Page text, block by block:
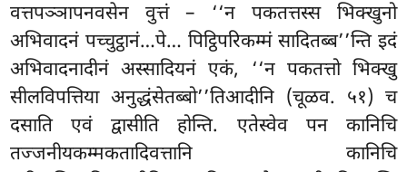
वत्तपञ्ञापनवसेन वुत्तं – ‘‘न पकतत्तस्स भिक्खुनो
अभिवादनं पच्चुट्ठानं…पे… पिट्ठिपरिकम्मं सादितब्ब’’न्ति इदं
अभिवादनादीनं अस्सादियनं एकं, ‘‘न पकतत्तो भिक्खु
सीलविपत्तिया अनुद्धंसेतब्बो’’तिआदीनि (चूळव. ५१) च
दसाति एवं द्वासीति होन्ति. एतेस्वेव पन कानिचि
तज्जनीयकम्मकतादिवत्तानि कानिचि